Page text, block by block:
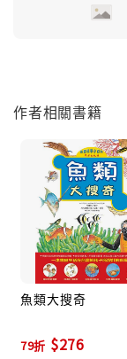
述人類活動
題，將生硬的
楚的解說圖
學概念。所
為父母引導
作者相關書籍
魚類大搜奇
79折 $276